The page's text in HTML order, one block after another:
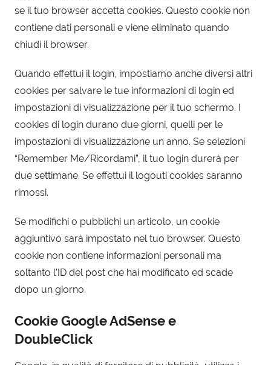
se il tuo browser accetta cookies. Questo cookie non
contiene dati personali e viene eliminato quando
chiudi il browser.
Quando effettui il login, impostiamo anche diversi altri
cookies per salvare le tue informazioni di login ed
impostazioni di visualizzazione per il tuo schermo. I
cookies di login durano due giorni, quelli per le
impostazioni di visualizzazione un anno. Se selezioni
“Remember Me/Ricordami”, il tuo login durerà per
due settimane. Se effettui il logouti cookies saranno
rimossi.
Se modifichi o pubblichi un articolo, un cookie
aggiuntivo sarà impostato nel tuo browser. Questo
cookie non contiene informazioni personali ma
soltanto l’ID del post che hai modificato ed scade
dopo un giorno.
Cookie Google AdSense e
DoubleClick